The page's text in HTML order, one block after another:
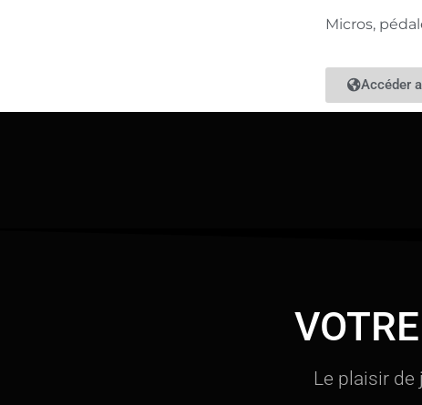
Micros,
Accéder
Le plaisir